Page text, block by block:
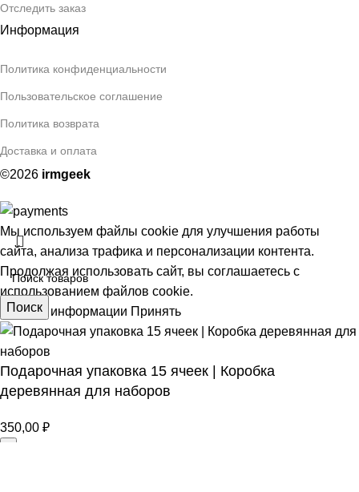
Отследить заказ
Информация
Политика конфиденциальности
Пользовательское соглашение
Политика возврата
Доставка и оплата
©2026 irmgeek
Поиск
Мы используем файлы cookie для улучшения работы
сайта, анализа трафика и персонализации контента.
Продолжая использовать сайт, вы соглашаетесь с
использованием файлов cookie.
Больше информации Принять
Подарочная упаковка 15 ячеек | Коробка
деревянная для наборов
350,00 ₽